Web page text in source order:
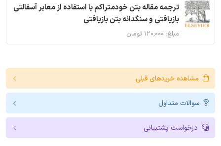
ترجمه مقاله بتن خودمتراکم با استفاده از معابر آسفالتی
بازیافتی و سنگدانه بتن بازیافتی
مبلغ: ۱۲۰,۰۰۰ تومان
مشاهده خریدهای قبلی
سوالات متداول
درخواست پشتیبانی